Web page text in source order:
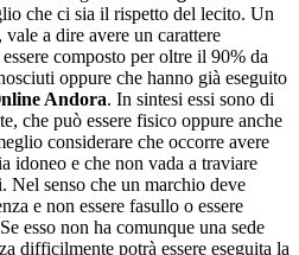
che ci sia il rispetto del lecito. Un
a dire avere un carattere
composto per oltre il 90% da
oppure che hanno già eseguito
Andora. In sintesi essi sono di
che può essere fisico oppure anche
considerare che occorre avere
idoneo e che non vada a traviare
Nel senso che un marchio deve
e non essere fasullo o essere
esso non ha comunque una sede
difficilmente potrà essere eseguita la